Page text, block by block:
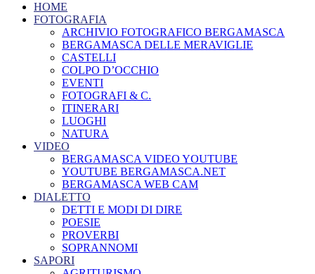
HOME
FOTOGRAFIA
ARCHIVIO FOTOGRAFICO BERGAMASCA
BERGAMASCA DELLE MERAVIGLIE
CASTELLI
COLPO D’OCCHIO
EVENTI
FOTOGRAFI & C.
ITINERARI
LUOGHI
NATURA
VIDEO
BERGAMASCA VIDEO YOUTUBE
YOUTUBE BERGAMASCA.NET
BERGAMASCA WEB CAM
DIALETTO
DETTI E MODI DI DIRE
POESIE
PROVERBI
SOPRANNOMI
SAPORI